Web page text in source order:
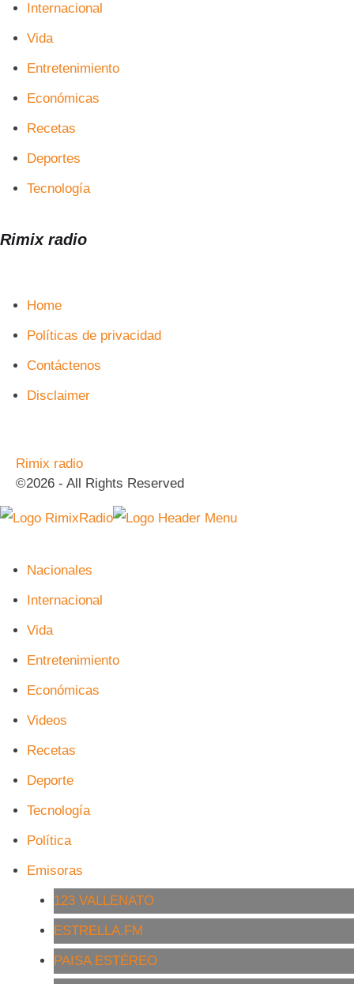
Rimix radio
Home
Políticas de privacidad
Contáctenos
Disclaimer
Internacional
Vida
Entretenimiento
Económicas
Recetas
Deportes
Tecnología
Rimix radio
©2026 - All Rights Reserved
Nacionales
Internacional
Vida
Entretenimiento
Económicas
Videos
Recetas
Deporte
Tecnología
Política
Emisoras
123 VALLENATO
ESTRELLA.FM
PAISA ESTÉREO